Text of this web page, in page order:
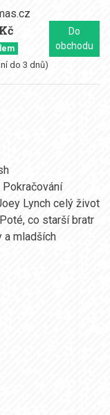
do 3 dnů)
Do
obchodu
Lynch celý život
co starší bratr
a mladších